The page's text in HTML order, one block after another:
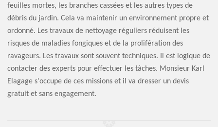
feuilles mortes, les branches cassées et les autres types de
débris du jardin. Cela va maintenir un environnement propre et
ordonné. Les travaux de nettoyage réguliers réduisent les
risques de maladies fongiques et de la prolifération des
ravageurs. Les travaux sont souvent techniques. Il est logique de
contacter des experts pour effectuer les tâches. Monsieur Karl
Elagage s'occupe de ces missions et il va dresser un devis
gratuit et sans engagement.